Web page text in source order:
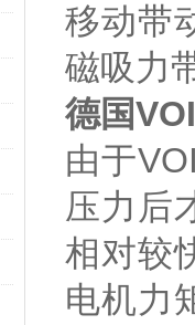
移动带
磁吸力
德国
由于
压力后
相对较
电机力